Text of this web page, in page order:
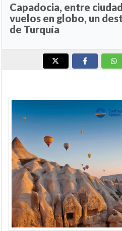
Capadocia, entre
vuelos en globo, un
de Turquía